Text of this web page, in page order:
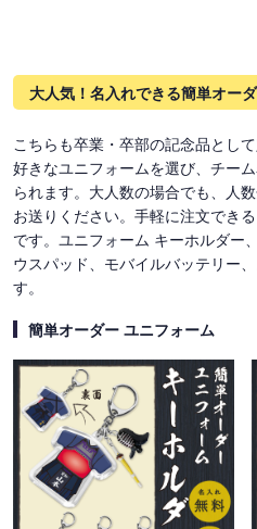
大人気！名入れできる簡単オー
こちらも卒業・卒部の記念品とし
好きなユニフォームを選び、チー
られます。大人数の場合でも、人
お送りください。手軽に注文でき
です。ユニフォーム キーホルダー
ウスパッド、モバイルバッテリー
す。
簡単オーダー ユニフォーム